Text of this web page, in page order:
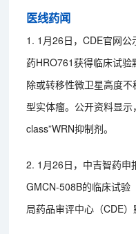
医线药闻
1. 1月26日，CDE官网
药HRO761获得临床试
除或转移性微卫星高度
型实体瘤。公开资料显
class”WRN抑制剂。
2. 1月26日，中吉智药申
GMCN-508B的临床试验
局药品审评中心（CDE）